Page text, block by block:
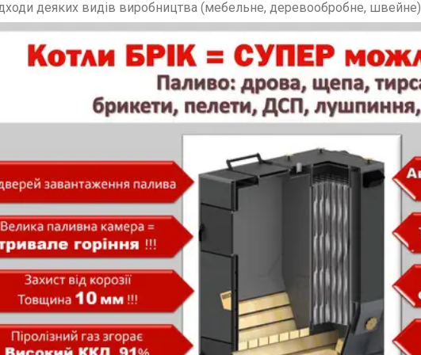
деяких видів виробництва (мебельне, деревообробне, швейне)